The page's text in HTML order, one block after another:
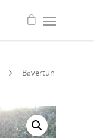
Bøvertun